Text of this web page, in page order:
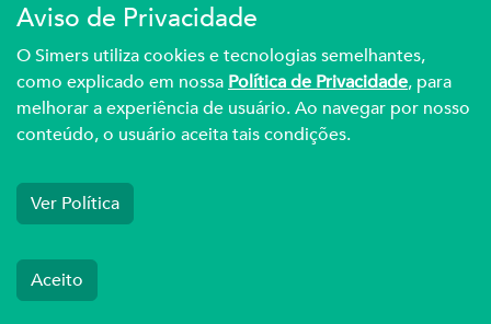
Aviso de Privacidade
O Simers utiliza cookies e tecnologias semelhantes,
como explicado em nossa Política de Privacidade, para
melhorar a experiência de usuário. Ao navegar por nosso
conteúdo, o usuário aceita tais condições.
Ver Política
Aceito
Simers © 2023 | Rua Coronel Corte Real, 975
Petrópolis | Porto Alegre | (51) 3027.3737
Sindicato Médico Do Rio Grande Do Sul – CNPJ
92.990.498/0001-03